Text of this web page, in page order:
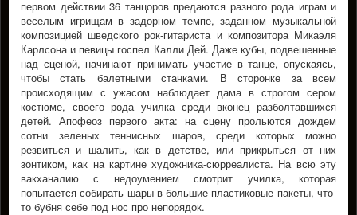
первом действии 36 танцоров предаются разного рода играм и
веселым игрищам в задорном темпе, заданном музыкальной
композицией шведского рок-гитариста и композитора Микаэля
Карлсона и певицы госпел Калли Дей. Даже кубы, подвешенные
над сценой, начинают принимать участие в танце, опускаясь,
чтобы стать балетными станками. В сторонке за всем
происходящим с ужасом наблюдает дама в строгом сером
костюме, своего рода училка среди вконец разболтавшихся
детей. Апофеоз первого акта: на сцену прольются дождем
сотни зеленых теннисных шаров, среди которых можно
резвиться и шалить, как в детстве, или прикрыться от них
зонтиком, как на картине художника-сюрреалиста. На всю эту
вакханалию с недоумением смотрит училка, которая
попытается собирать шары в большие пластиковые пакеты, что-
то бубня себе под нос про непорядок.